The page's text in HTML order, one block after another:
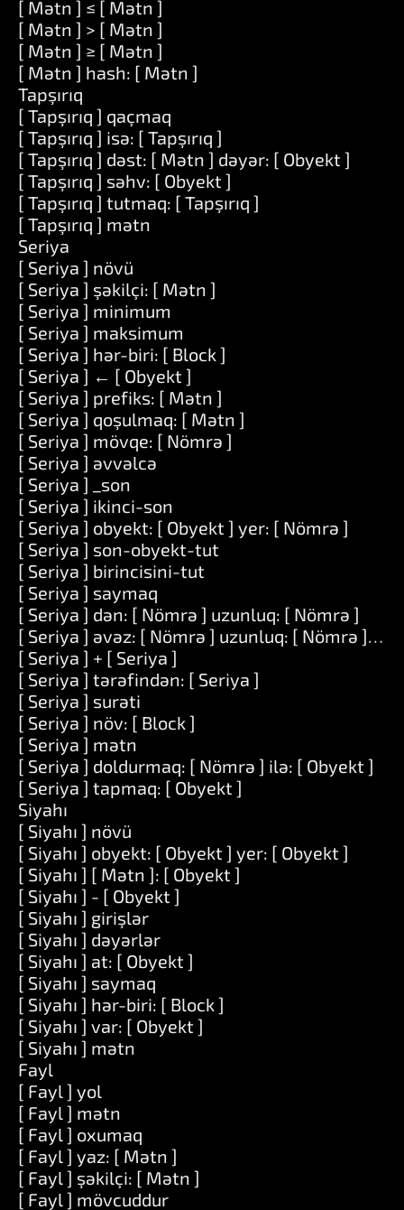
[ Mətn ] ≤ [ Mətn ]
[ Mətn ] > [ Mətn ]
[ Mətn ] ≥ [ Mətn ]
[ Mətn ] hash: [ Mətn ]
Tapşırıq
[ Tapşırıq ] qaçmaq
[ Tapşırıq ] isə: [ Tapşırıq ]
[ Tapşırıq ] dəst: [ Mətn ] dəyər: [ Obyekt ]
[ Tapşırıq ] səhv: [ Obyekt ]
[ Tapşırıq ] tutmaq: [ Tapşırıq ]
[ Tapşırıq ] mətn
Seriya
[ Seriya ] növü
[ Seriya ] şəkilçi: [ Mətn ]
[ Seriya ] minimum
[ Seriya ] maksimum
[ Seriya ] hər-biri: [ Block ]
[ Seriya ] ← [ Obyekt ]
[ Seriya ] prefiks: [ Mətn ]
[ Seriya ] qoşulmaq: [ Mətn ]
[ Seriya ] mövqe: [ Nömrə ]
[ Seriya ] əvvəlcə
[ Seriya ] _son
[ Seriya ] ikinci-son
[ Seriya ] obyekt: [ Obyekt ] yer: [ Nömrə ]
[ Seriya ] son-obyekt-tut
[ Seriya ] birincisini-tut
[ Seriya ] saymaq
[ Seriya ] dən: [ Nömrə ] uzunluq: [ Nömrə ]
[ Seriya ] əvəz: [ Nömrə ] uzunluq: [ Nömrə ] ilə:
[ Seriya ] + [ Seriya ]
[ Seriya ] tərəfindən: [ Seriya ]
[ Seriya ] surəti
[ Seriya ] növ: [ Block ]
[ Seriya ] mətn
[ Seriya ] doldurmaq: [ Nömrə ] ilə: [ Obyekt ]
[ Seriya ] tapmaq: [ Obyekt ]
Siyahı
[ Siyahı ] növü
[ Siyahı ] obyekt: [ Obyekt ] yer: [ Obyekt ]
[ Siyahı ] [ Mətn ]: [ Obyekt ]
[ Siyahı ] - [ Obyekt ]
[ Siyahı ] girişlər
[ Siyahı ] dəyərlər
[ Siyahı ] at: [ Obyekt ]
[ Siyahı ] saymaq
[ Siyahı ] hər-biri: [ Block ]
[ Siyahı ] var: [ Obyekt ]
[ Siyahı ] mətn
Fayl
[ Fayl ] yol
[ Fayl ] mətn
[ Fayl ] oxumaq
[ Fayl ] yaz: [ Mətn ]
[ Fayl ] şəkilçi: [ Mətn ]
[ Fayl ] mövcuddur